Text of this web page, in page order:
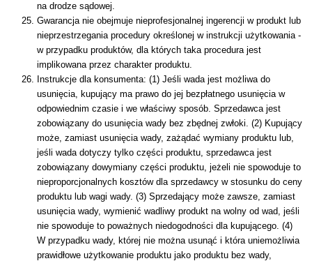
na drodze sądowej.
Gwarancja nie obejmuje nieprofesjonalnej ingerencji w produkt lub
nieprzestrzegania procedury określonej w instrukcji użytkowania -
w przypadku produktów, dla których taka procedura jest
implikowana przez charakter produktu.
Instrukcje dla konsumenta: (1) Jeśli wada jest możliwa do
usunięcia, kupujący ma prawo do jej bezpłatnego usunięcia w
odpowiednim czasie i we właściwy sposób. Sprzedawca jest
zobowiązany do usunięcia wady bez zbędnej zwłoki. (2) Kupujący
może, zamiast usunięcia wady, zażądać wymiany produktu lub,
jeśli wada dotyczy tylko części produktu, sprzedawca jest
zobowiązany dowymiany części produktu, jeżeli nie spowoduje to
nieproporcjonalnych kosztów dla sprzedawcy w stosunku do ceny
produktu lub wagi wady. (3) Sprzedający może zawsze, zamiast
usunięcia wady, wymienić wadliwy produkt na wolny od wad, jeśli
nie spowoduje to poważnych niedogodności dla kupującego. (4)
W przypadku wady, której nie można usunąć i która uniemożliwia
prawidłowe użytkowanie produktu jako produktu bez wady,